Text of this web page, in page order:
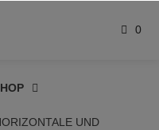
0
UND